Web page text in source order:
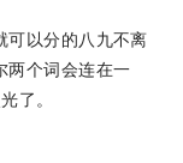
可以分的八九不离
两个词会连在一
了。